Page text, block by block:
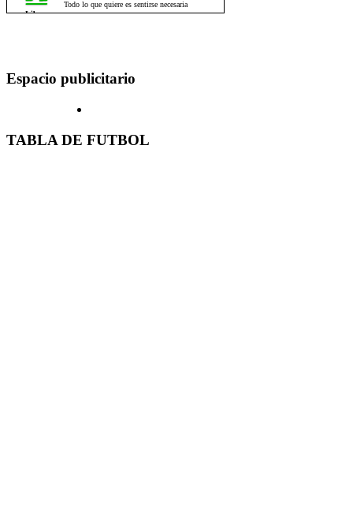
Espacio publicitario
TABLA DE FUTBOL